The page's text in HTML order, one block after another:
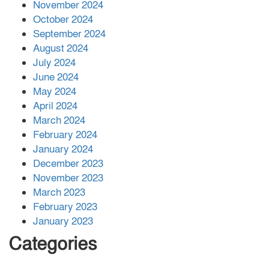
সহায়তা দিলেন সাচিং প্রু জেরী
November 2024
October 2024
September 2024
August 2024
July 2024
June 2024
May 2024
April 2024
March 2024
February 2024
January 2024
December 2023
November 2023
March 2023
February 2023
January 2023
Categories